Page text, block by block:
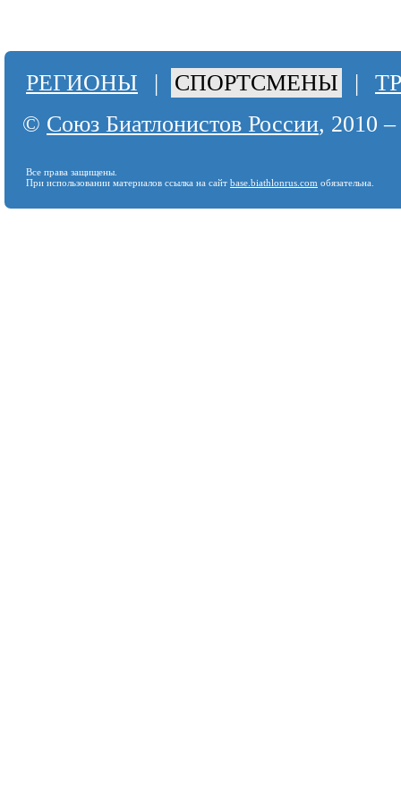
РЕГИОНЫ | СПОРТСМЕНЫ |
© Союз Биатлонистов России, 2010
Все права защищены.
При использовании материалов ссылка на сайт base.biathlonrus.com обязательна.